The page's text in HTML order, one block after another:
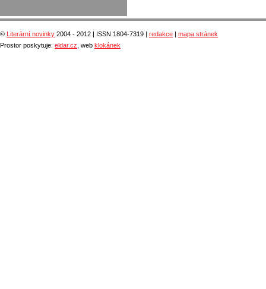
© Literární novinky 2004 - 2012 | ISSN 1804-7319 | redakce
mapa stránek
Prostor poskytuje: eldar.cz , web klokánek